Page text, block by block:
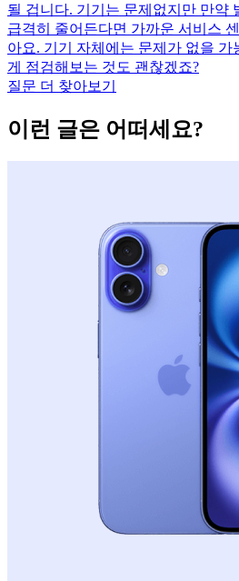
될 겁니다. 기기는 문제없지만 만약
급격히 줄어든다면 가까운 서비스
아요. 기기 자체에는 문제가 없을
게 점검해보는 것도 괜찮겠죠?
질문 더 찾아보기
이런 글은 어떠세요?